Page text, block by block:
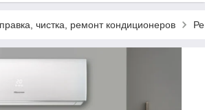
чистка, ремонт кондиционеров